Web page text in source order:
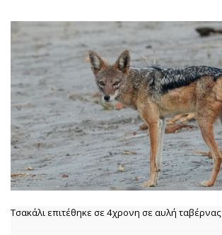
Τσακάλι επιτέθηκε σε 4χρονη σε αυλή ταβέρνας